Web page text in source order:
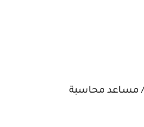
مساعد محاسبة